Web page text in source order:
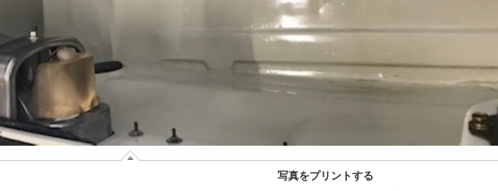
写真をプリントする